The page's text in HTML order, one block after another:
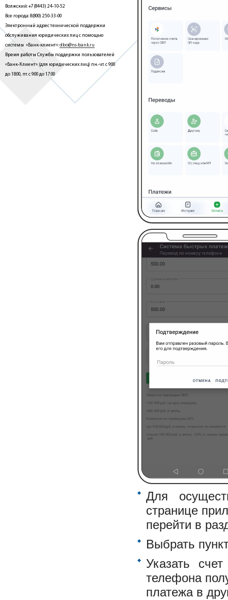
Волжский: +7(8443) 24-10-52
Все города: 8(800) 250-33-00
Электронный адрес технической поддержки
обслуживания юридических лиц с помощью
системы «Банк-клиент»:dbo@ns-bank.ru
Время работы Службы поддержки пользователей
«Банк-Клиент» (для юридических лиц) пн.-чт. с 9:00
до 18:00, пт. с 9:00 до 17:00
Для
странице
перейти в
Выбрать
Указать
телефона
платежа в